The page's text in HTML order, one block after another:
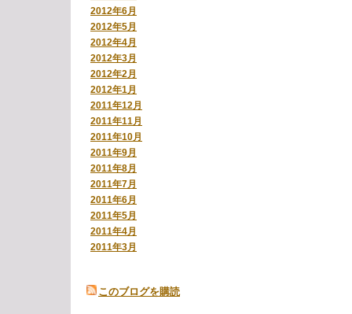
2012年6月
2012年5月
2012年4月
2012年3月
2012年2月
2012年1月
2011年12月
2011年11月
2011年10月
2011年9月
2011年8月
2011年7月
2011年6月
2011年5月
2011年4月
2011年3月
このブログを購読